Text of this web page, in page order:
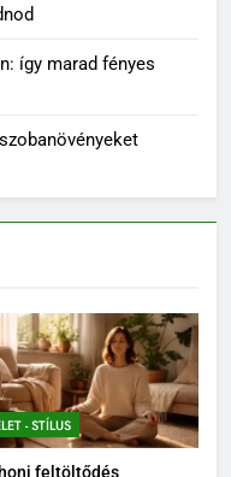
így marad fényes
- STÍLUS
feltöltődés